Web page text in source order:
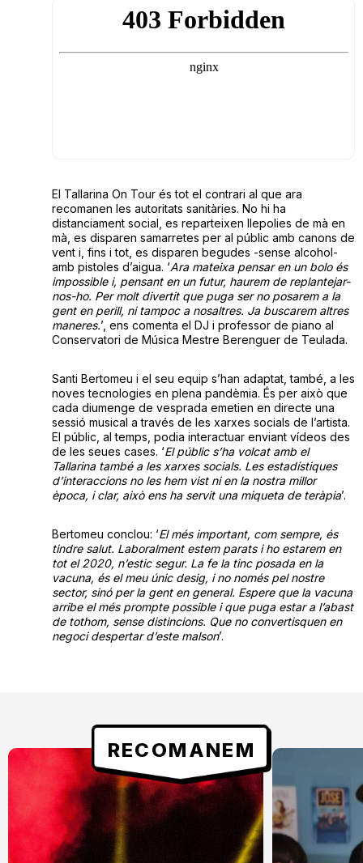
El Tallarina On Tour és tot el contrari al que ara
recomanen les autoritats sanitàries. No hi ha
distanciament social, es reparteixen llepolies de mà en
mà, es disparen samarretes per al públic amb canons de
vent i, fins i tot, es disparen begudes -sense alcohol-
amb pistoles d’aigua. ‘Ara mateixa pensar en un bolo és
impossible i, pensant en un futur, haurem de replantejar-
nos-ho. Per molt divertit que puga ser no posarem a la
gent en perill, ni tampoc a nosaltres. Ja buscarem altres
maneres.’, ens comenta el DJ i professor de piano al
Conservatori de Música Mestre Berenguer de Teulada.
Santi Bertomeu i el seu equip s’han adaptat, també, a les
noves tecnologies en plena pandèmia. És per això que
cada diumenge de vesprada emetien en directe una
sessió musical a través de les xarxes socials de l’artista.
El públic, al temps, podia interactuar enviant vídeos des
de les seues cases. ‘El públic s’ha volcat amb el
Tallarina també a les xarxes socials. Les estadístiques
d’interaccions no les hem vist ni en la nostra millor
època, i clar, això ens ha servit una miqueta de teràpia’.
Bertomeu conclou: ‘El més important, com sempre, és
tindre salut. Laboralment estem parats i ho estarem en
tot el 2020, n’estic segur. La fe la tinc posada en la
vacuna, és el meu únic desig, i no només pel nostre
sector, sinó per la gent en general. Espere que la vacuna
arribe el més prompte possible i que puga estar a l’abast
de tothom, sense distincions. Que no convertisquen en
negoci despertar d’este malson’.
RECOMANEM